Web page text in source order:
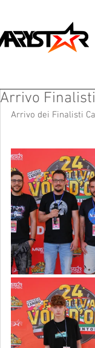
Arrivo
Arrivo dei Finalisti